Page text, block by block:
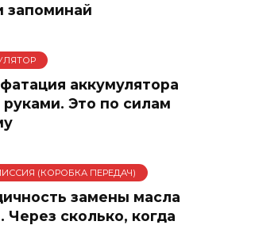
запоминай
аккумулятора
Это по силам
(КОРОБКА ПЕРЕДАЧ)
замены масла
сколько, когда